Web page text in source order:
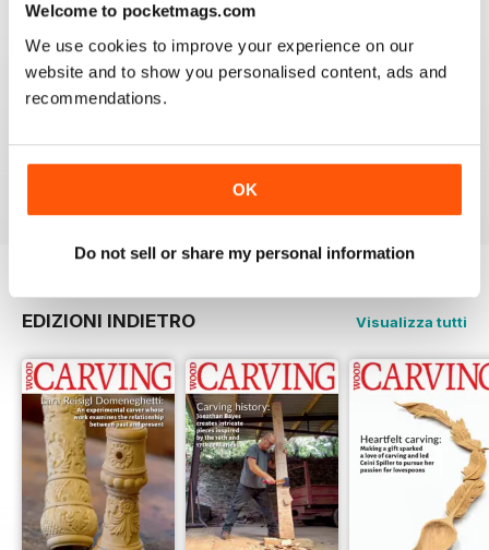
Welcome to pocketmags.com
We use cookies to improve your experience on our
website and to show you personalised content, ads and
recommendations.
OK
Do not sell or share my personal information
NEVER DISAPPOINTS
Shelving at its best
EDIZIONI INDIETRO Visualizza tutti